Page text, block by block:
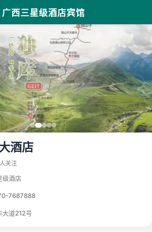
广西三星级酒店宾馆
酒店
关注
级酒店
7687888
大道212号